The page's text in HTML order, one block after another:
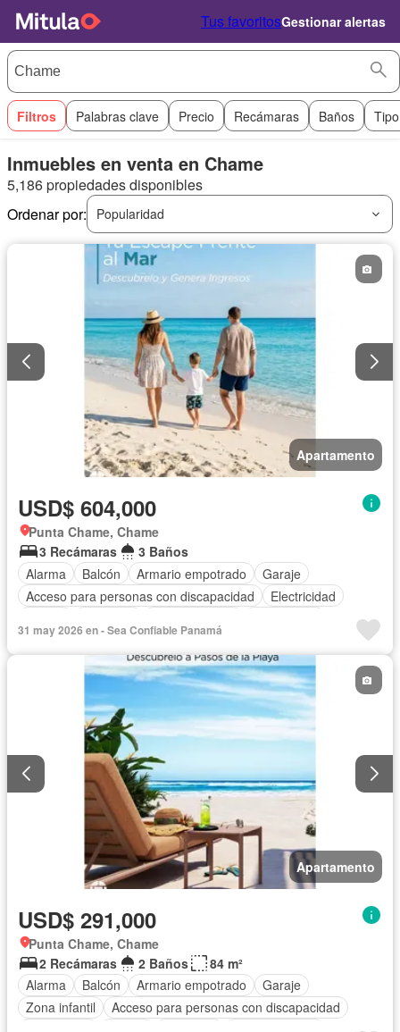
Tus favoritosGestionar alertas
Filtros Palabras clave Precio Recámaras Baños
Inmuebles en venta en Chame
5,186 propiedades disponibles
Ordenar por:
Popularidad
Apartamento
USD$ 604,000
Punta Chame, Chame
3 Recámaras
3 Baños
Alarma
Balcón Armario empotrado
Garaje
Acceso para personas con discapacidad
Electricidad
Vista panorámica
Seguridad Piscina
31 may 2026 en - Sea Confiable Panamá
Apartamento
USD$ 291,000
Punta Chame, Chame
2 Recámaras
2 Baños
84 m²
Alarma
Balcón Armario empotrado
Garaje
Zona infantil
Acceso para personas con discapacidad